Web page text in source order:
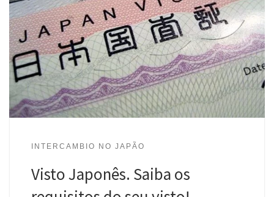
INTERCAMBIO NO JAPÃO
Visto Japonês. Saiba os